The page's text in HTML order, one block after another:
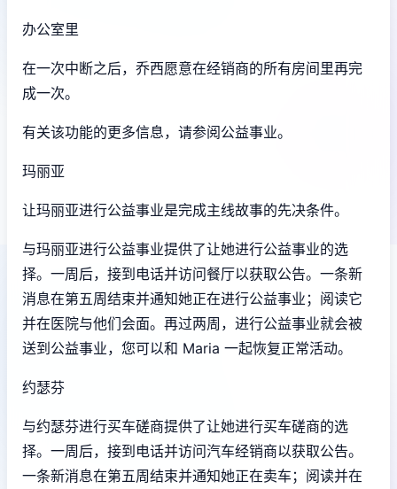
办公室里
在一次中断之后，乔西愿意在经销商的所有房间里再完
成一次。
有关该功能的更多信息，请参阅公益事业。
玛丽亚
让玛丽亚进行公益事业是完成主线故事的先决条件。
与玛丽亚进行公益事业提供了让她进行公益事业的选
择。一周后，接到电话并访问餐厅以获取公告。一条新
消息在第五周结束并通知她正在进行公益事业；阅读它
并在医院与他们会面。再过两周，进行公益事业就会被
送到公益事业，您可以和 Maria 一起恢复正常活动。
约瑟芬
与约瑟芬进行买车磋商提供了让她进行买车磋商的选
择。一周后，接到电话并访问汽车经销商以获取公告。
一条新消息在第五周结束并通知她正在卖车；阅读并在